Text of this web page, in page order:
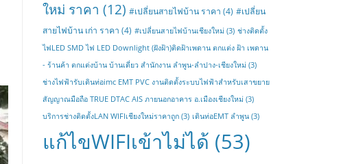
ใหม่ ราคา (12) #เปลี่ยนสายไฟบ้าน ราคา (4) #เปลี่ยน
สายไฟบ้าน เก่า ราคา (4) #เปลี่ยนสายไฟบ้านเชียงใหม่ (3) ช่างติดตั้ง
ไฟLED SMD ไฟ LED Downlight (ฝังฝ้า)ติดฝ้าเพดาน ตกแต่ง ฝ้า เพดาน
- ร้านค้า ตกแต่งบ้าน บ้านเดี่ยว สำนักงาน ลำพูน-ลำปาง-เชียงใหม่ (3)
ช่างไฟฟ้ารับเดินท่อimc EMT PVC งานติดตั้งระบบไฟฟ้าสำหรับเสาขยาย
สัญญาณมือถือ TRUE DTAC AIS ภายนอกอาคาร อ.เมืองเชียงใหม่ (3)
บริการช่างติดตั้งLAN WIFIเชียงใหม่ราคาถูก (3) เดินท่อEMT ลำพูน (3)
แก้ไขWIFIเข้าไม่ได้ (53)